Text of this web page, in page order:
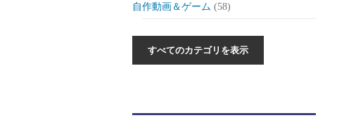
自作動画＆ゲーム (58)
自作ゲーム紹介 (6)